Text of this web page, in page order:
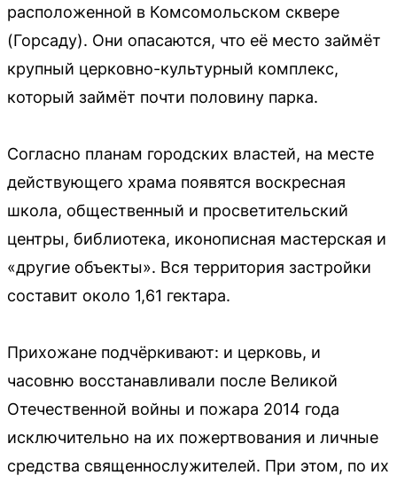
расположенной в Комсомольском сквере
(Горсаду). Они опасаются, что её место займёт
крупный церковно-культурный комплекс,
который займёт почти половину парка.
Согласно планам городских властей, на месте
действующего храма появятся воскресная
школа, общественный и просветительский
центры, библиотека, иконописная мастерская и
«другие объекты». Вся территория застройки
составит около 1,61 гектара.
Прихожане подчёркивают: и церковь, и
часовню восстанавливали после Великой
Отечественной войны и пожара 2014 года
исключительно на их пожертвования и личные
средства священнослужителей. При этом, по их